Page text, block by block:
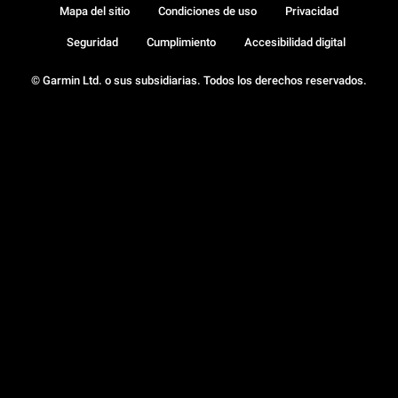
© Garmin Ltd. o sus subsidiarias. Todos los derechos reservados.
Mapa del sitio Condiciones de uso Privacidad
Seguridad Cumplimiento Accesibilidad digital